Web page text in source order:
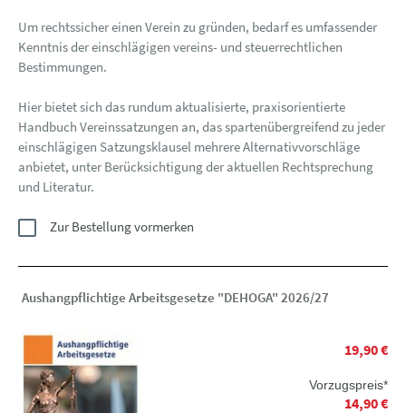
Um rechtssicher einen Verein zu gründen, bedarf es umfassender
Kenntnis der einschlägigen vereins- und steuerrechtlichen
Bestimmungen.
Hier bietet sich das rundum aktualisierte, praxisorientierte
Handbuch Vereinssatzungen an, das spartenübergreifend zu jeder
einschlägigen Satzungsklausel mehrere Alternativvorschläge
anbietet, unter Berücksichtigung der aktuellen Rechtsprechung
und Literatur.
Zur Bestellung vormerken
Aushangpflichtige Arbeitsgesetze "DEHOGA" 2026/27
19,90 €
Vorzugspreis*
14,90 €